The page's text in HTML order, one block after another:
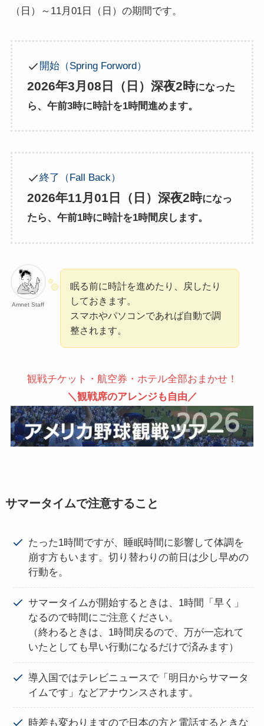
（日）～11月01日（日）の期間です。
開始（Spring Forword）
2026年3月08日（日）深夜2時になった
ら、午前3時に時計を1時間進めます。
終了（Fall Back）
2026年11月01日（日）深夜2時になっ
たら、午前1時に時計を1時間戻します。
Amnet Staff
眠る前に時計を進めたり、戻したり
しておきます。
スマホやパソコンであれば自動で調
整されます。
観戦チケット・航空券・ホテル全部おまかせ！
＼観戦席のアレンジも自由／
サマータイムで注意すること
たった1時間ですが、睡眠時間に影響して体調を
崩す方もいます。切り替わりの前日は少し早めの
行動を。
サマータイムが開始するときは、1時間「早く」
なるので時間にご注意ください。
（終わるときは、1時間戻るので、万が一忘れて
いたとしても早い行動になるだけで済みます）
導入国ではテレビニュースで「明日からサマータ
イムです」などアナウンスされます。
時差も変わりますので日本の方と電話するときな